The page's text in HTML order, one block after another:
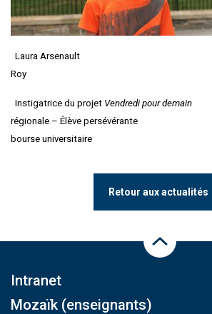
Laura Arsenault
Roy Yoan
Instigatrice du projet Vendredi pour demain
régionale – Élève persévérante
bourse universitaire
Retour aux actualités
Intranet
Mozaïk (enseignants)